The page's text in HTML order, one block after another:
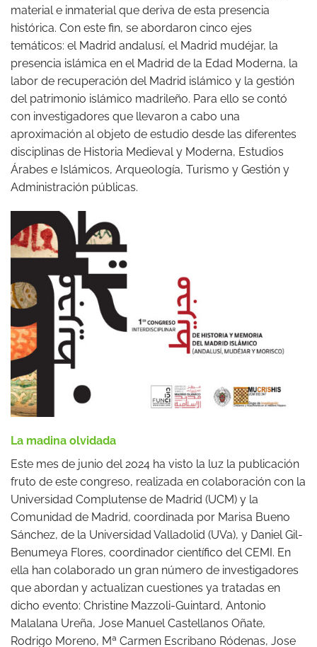
material e inmaterial que deriva de esta presencia
histórica. Con este fin, se abordaron cinco ejes
temáticos: el Madrid andalusí, el Madrid mudéjar, la
presencia islámica en el Madrid de la Edad Moderna, la
labor de recuperación del Madrid islámico y la gestión
del patrimonio islámico madrileño. Para ello se contó
con investigadores que llevaron a cabo una
aproximación al objeto de estudio desde las diferentes
disciplinas de Historia Medieval y Moderna, Estudios
Árabes e Islámicos, Arqueología, Turismo y Gestión y
Administración públicas.
La madina olvidada
Este mes de junio del 2024 ha visto la luz la publicación
fruto de este congreso, realizada en colaboración con la
Universidad Complutense de Madrid (UCM) y la
Comunidad de Madrid, coordinada por Marisa Bueno
Sánchez, de la Universidad Valladolid (UVa), y Daniel Gil-
Benumeya Flores, coordinador científico del CEMI. En
ella han colaborado un gran número de investigadores
que abordan y actualizan cuestiones ya tratadas en
dicho evento: Christine Mazzoli-Guintard, Antonio
Malalana Ureña, Jose Manuel Castellanos Oñate,
Rodrigo Moreno, Mª Carmen Escribano Ródenas, Jose